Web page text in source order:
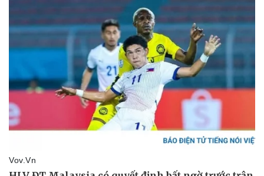
Thông tin doanh nghiệp
Doanh nghiệp 24h
Doanh nhân
Công nghệ
Sành điệu
Tin Công nghệ
Trải nghiệm
Chuyển đổi số